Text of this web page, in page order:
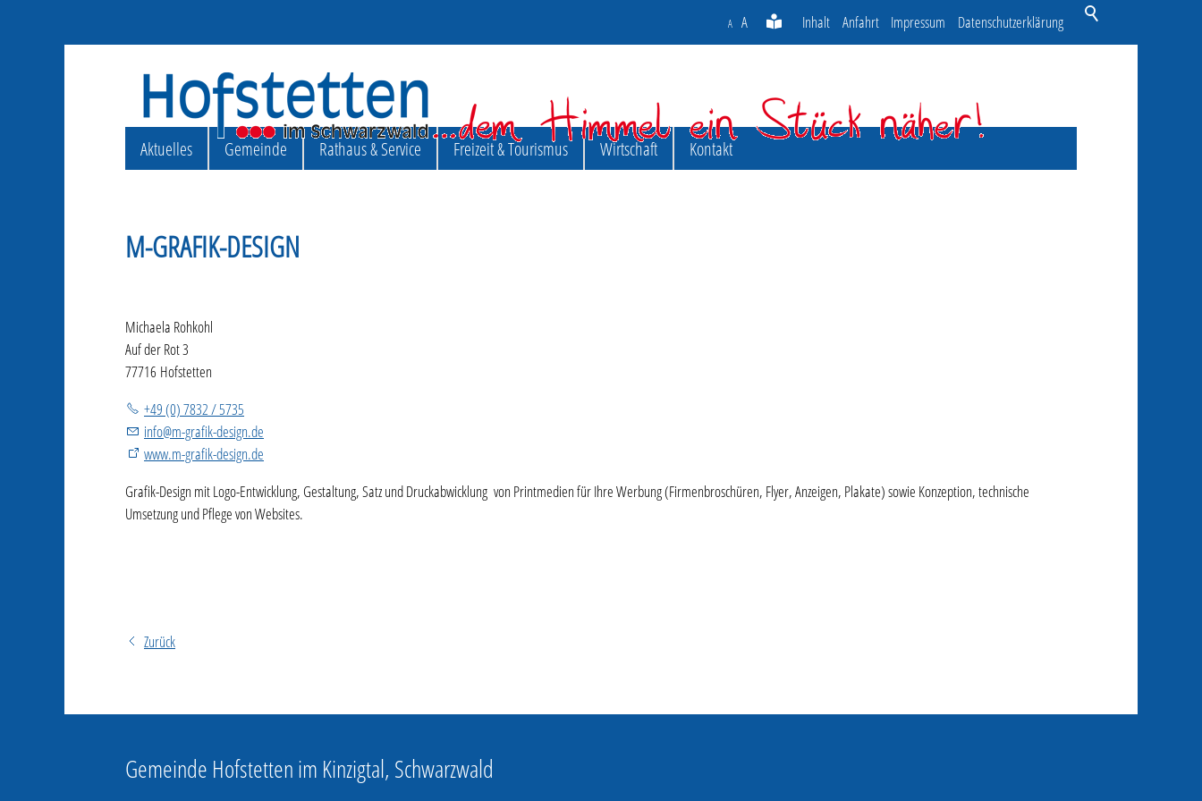
Inhalt Anfahrt Impressum Datenschutzerklärung
A A
Aktuelles Gemeinde Rathaus & Service Freizeit & Tourismus Wirtschaft Kontakt
M-GRAFIK-DESIGN
Michaela Rohkohl
Auf der Rot 3
77716 Hofstetten
+49 (0) 7832 / 5735
info@m-grafik-design.de
www.m-grafik-design.de
Grafik-Design mit Logo-Entwicklung, Gestaltung, Satz und Druckabwicklung von Printmedien für Ihre Werbung (Firmenbroschüren, Flyer, Anzeigen, Plakate) sowie Konzeption, technische
Umsetzung und Pflege von Websites.
Zurück
Gemeinde Hofstetten im Kinzigtal, Schwarzwald